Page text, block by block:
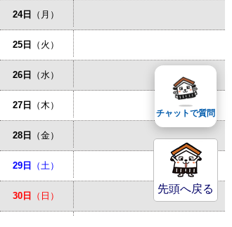
24日 （月）
25日 （火）
26日 （水）
27日 （木）
28日 （金）
29日 （土）
30日 （日）
先頭へ戻る
チャットで質問